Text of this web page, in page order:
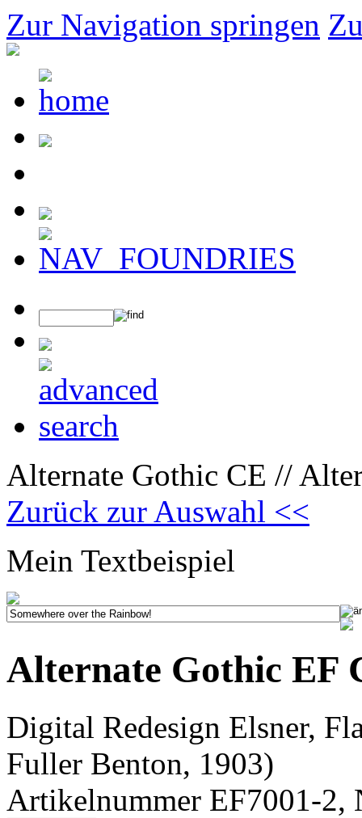
Zur Navigation springen
Alternate Gothic CE //
Zurück zur Auswahl <<
Mein Textbeispiel
Alternate Gothic EF
Digital Redesign Elsner,
Fuller Benton, 1903)
Artikelnummer EF7001-2,